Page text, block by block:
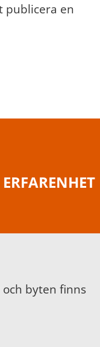
publicera en
byten finns